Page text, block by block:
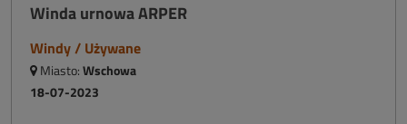
Winda urnowa ARPER
Windy / Używane
Miasto:Wschowa
18-07-2023